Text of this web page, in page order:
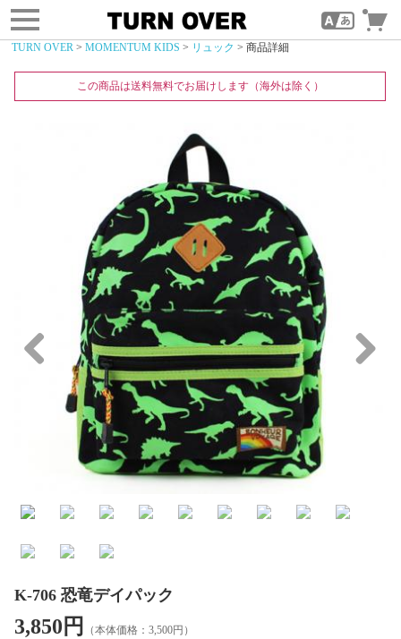
toggle
TURN OVER >MOMENTUM KIDS > リュック > 商品詳細
この商品は送料無料でお届けします（海外は除く）
K-706 恐竜デイパック
3,850円 （本体価格：3,500円）